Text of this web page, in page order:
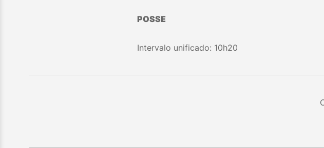
POSSE
Intervalo unificado: 10h20